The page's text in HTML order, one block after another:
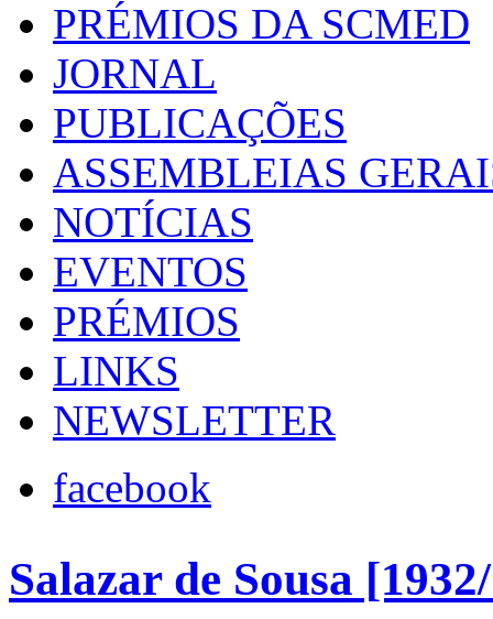
PRÉMIOS DA SCMED
JORNAL
PUBLICAÇÕES
ASSEMBLEIAS
NOTÍCIAS
EVENTOS
PRÉMIOS
LINKS
NEWSLETTER
facebook
Salazar de Sousa